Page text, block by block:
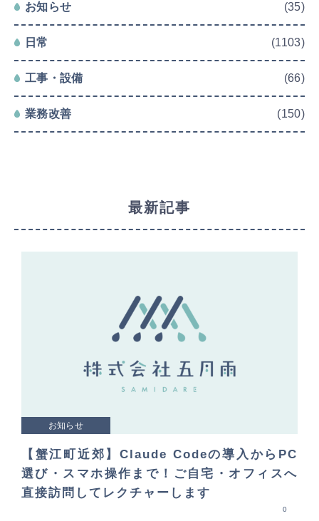
お知らせ (35)
日常 (1103)
工事・設備 (66)
業務改善 (150)
最新記事
お知らせ
【蟹江町近郊】Claude Codeの導入からPC
選び・スマホ操作まで！ご自宅・オフィスへ
直接訪問してレクチャーします
0